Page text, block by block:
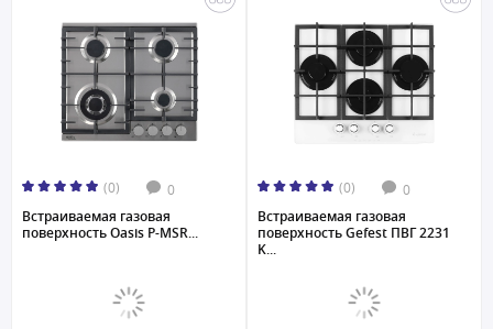
(0) 0
Встраиваемая газовая
поверхность Oasis P-MSR...
(0) 0
Встраиваемая газовая
поверхность Gefest ПВГ 2231
K...